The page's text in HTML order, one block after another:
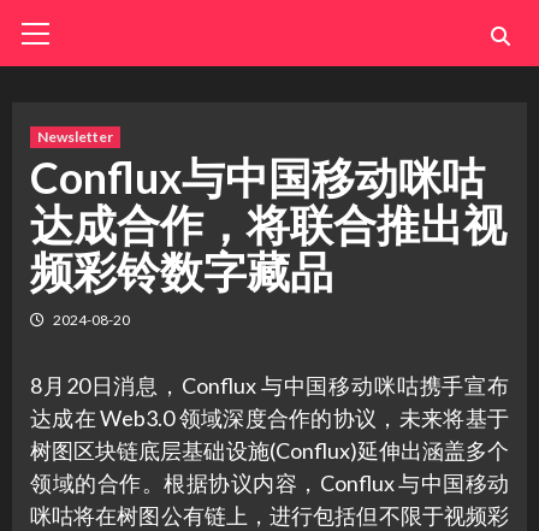
Menu
Newsletter
Conflux与中国移动咪咕
达成合作，将联合推出视
频彩铃数字藏品
2024-08-20
8月20日消息，Conflux 与中国移动咪咕携手宣布
达成在 Web3.0 领域深度合作的协议，未来将基于
树图区块链底层基础设施(Conflux)延伸出涵盖多个
领域的合作。根据协议内容，Conflux 与中国移动
咪咕将在树图公有链上，进行包括但不限于视频彩